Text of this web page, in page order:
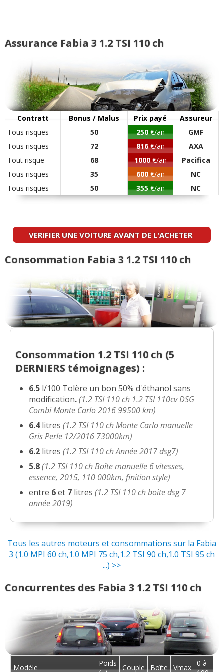
(0
18/20
1.2 TSI 110 ch combi monte carlo,
boite 6 vit(1 )
Assurance Fabia 3 1.2 TSI 110 ch
Contratt Bonus / Malus Prix payé
Assureur
Tous risques
50 250€/an
GMF
Tous risques
72 816€/an
AXA
Tout risque
68 1000€/an
Pacifica
Tous risques
35 600€/an
NC
Tous risques
50 355€/an NC
VERIFIER UNE VOITURE AVANT DE L'ACHETER
Consommation Fabia 3 1.2 TSI 110 ch
Consommation 1.2 TSI 110 ch (5
DERNIERS témoignages) :
6.5 l/100 Tolère un bon 50% d'éthanol sans
modification. (1.2 TSI 110 ch 1.2 TSI 110cv DSG
Combi Monte Carlo 2016 99500 km)
6.4 litres(1.2 TSI 110 ch Monte Carlo manuelle
Gris Perle 12/2016 73000km)
6.2 litres(1.2 TSI 110 ch Année 2017 dsg7)
5.8 (1.2 TSI 110 ch Boîte manuelle 6 vitesses,
essence, 2015, 110 000km, finition style)
entre 6et 7 litres(1.2 TSI 110 ch boite dsg 7
année 2019)
Tous les autres moteurs et consommations sur la Fabia
3 (1.0 MPI 60 ch,1.0 MPI 75 ch,1.2 TSI 90 ch,1.0 TSI 95 ch
...) >>
Concurrentes des Fabia 3 1.2 TSI 110 ch
Modèle
Poids
Couple Boîte Vmax 0 à